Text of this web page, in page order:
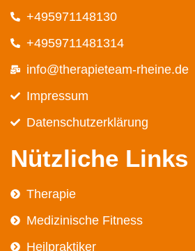
+495971148130
+4959711481314
info@therapieteam-rheine.de
Impressum
Datenschutz­erklärung
Nützliche Links
Therapie
Medizinische Fitness
Heilpraktiker